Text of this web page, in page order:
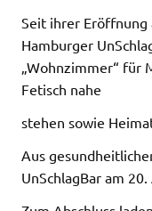
Seit ihrer Eröffnung
Hamburger
„Wohnzimmer“ für
Fetisch nahe
stehen sowie
Aus
UnSchlagBar am